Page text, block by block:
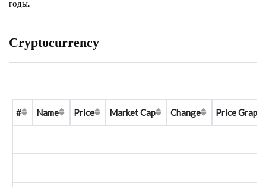
годы.
Cryptocurrency
# Name Price Market Cap Change Price Graph